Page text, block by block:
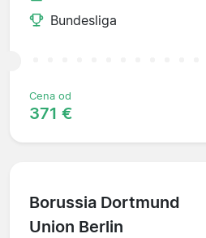
Bundesliga
Cena od
371 €
Borussia Dortmund
Union Berlin